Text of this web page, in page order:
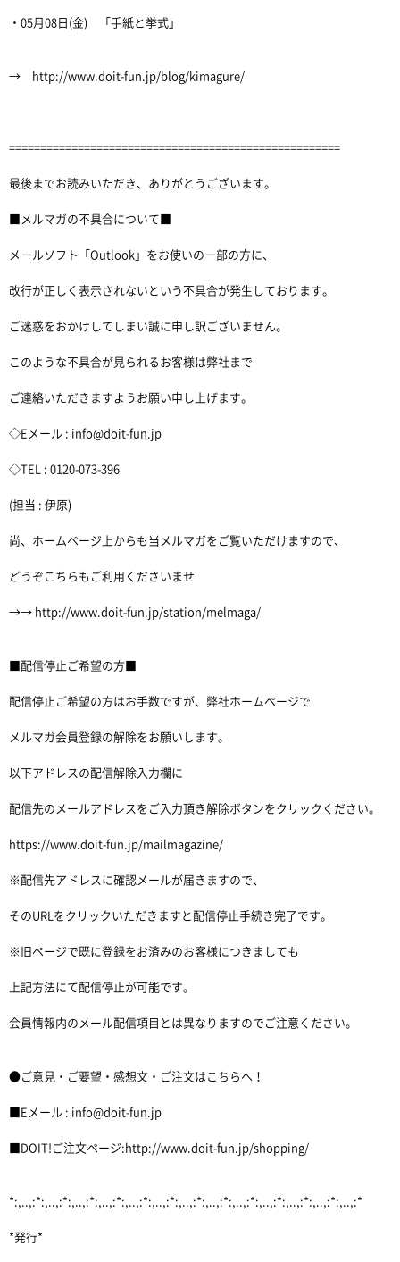
・05月08日(金) 「手紙と挙式」
→ http://www.doit-fun.jp/blog/kimagure/
=====================================================
最後までお読みいただき、ありがとうございます。
■メルマガの不具合について■
メールソフト「Outlook」をお使いの一部の方に、
改行が正しく表示されないという不具合が発生しております。
ご迷惑をおかけしてしまい誠に申し訳ございません。
このような不具合が見られるお客様は弊社まで
ご連絡いただきますようお願い申し上げます。
◇Eメール : info@doit-fun.jp
◇TEL : 0120-073-396
(担当 : 伊原)
尚、ホームページ上からも当メルマガをご覧いただけますので、
どうぞこちらもご利用くださいませ
→→ http://www.doit-fun.jp/station/melmaga/
■配信停止ご希望の方■
配信停止ご希望の方はお手数ですが、弊社ホームページで
メルマガ会員登録の解除をお願いします。
以下アドレスの配信解除入力欄に
配信先のメールアドレスをご入力頂き解除ボタンをクリックください。
https://www.doit-fun.jp/mailmagazine/
※配信先アドレスに確認メールが届きますので、
そのURLをクリックいただきますと配信停止手続き完了です。
※旧ページで既に登録をお済みのお客様につきましても
上記方法にて配信停止が可能です。
会員情報内のメール配信項目とは異なりますのでご注意ください。
●ご意見・ご要望・感想文・ご注文はこちらへ！
■Eメール : info@doit-fun.jp
■DOIT!ご注文ページ:http://www.doit-fun.jp/shopping/
*:,..,:*:,..,:*:,..,:*:,..,:*:,..,:*:,..,:*:,..,:*:,..,:*:,..,:*:,..,:*:,..,:*:,..,:*:,..,:*
*発行*